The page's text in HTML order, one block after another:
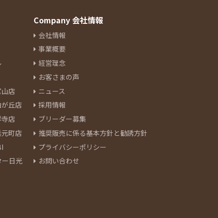
店
丘店
店
町店
日光
Company 会社情報
会社情報
事業概要
経営理念
お客さまの声
ニュース
採用情報
ブリーダー募集
推奨販売に係る基本方針と勧誘方針
プライバシーポリシー
お問い合わせ